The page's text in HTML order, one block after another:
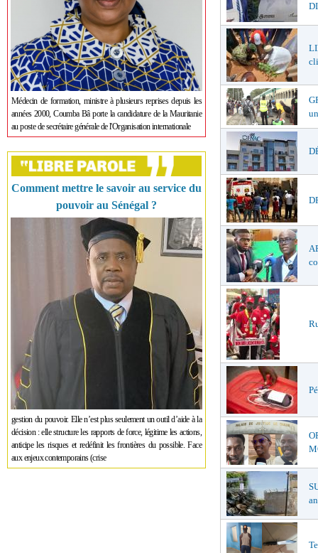
Médecin de formation, ministre à plusieurs reprises depuis les
années 2000, Coumba Bâ porte la candidature de la Mauritanie
au poste de secrétaire générale de l'Organisation internationale
Comment mettre le savoir au service du
pouvoir au Sénégal ?
gestion du pouvoir. Elle n’est plus seulement un outil d’aide à la
décision : elle structure les rapports de force, légitime les actions,
anticipe les risques et redéfinit les frontières du possible. Face
aux enjeux contemporains (crise